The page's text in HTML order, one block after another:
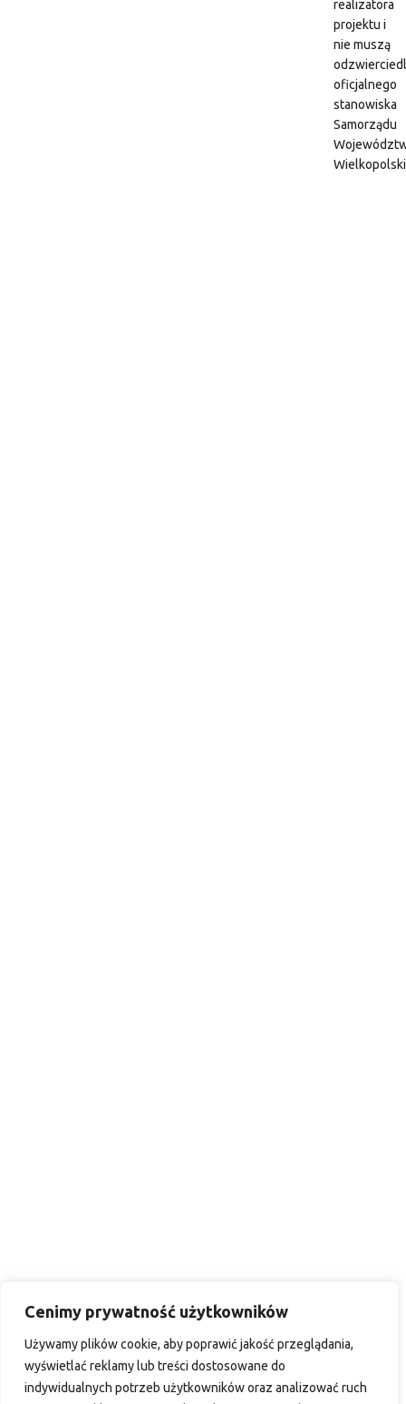
Cenimy prywatność użytkowników
Używamy plików cookie, aby poprawić jakość przeglądania,
wyświetlać reklamy lub treści dostosowane do
indywidualnych potrzeb użytkowników oraz analizować ruch
realizatora
projektu i
nie muszą
oficjalnego
stanowiska
Samorządu